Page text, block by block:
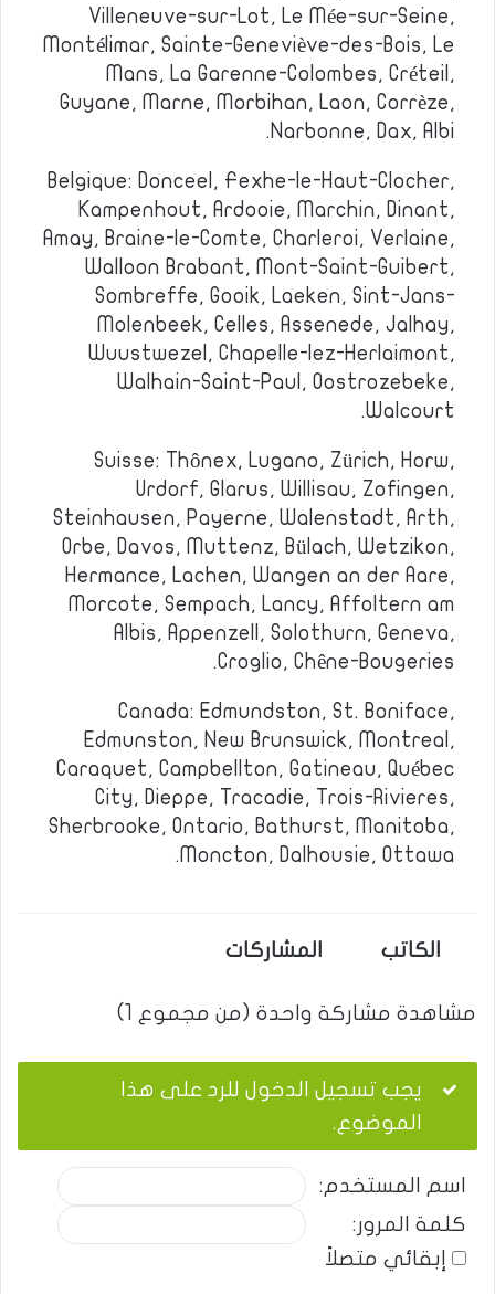
Villeneuve-sur-Lot, Le Mée-sur-Seine,
Montélimar, Sainte-Geneviève-des-Bois, Le
Mans, La Garenne-Colombes, Créteil,
Guyane, Marne, Morbihan, Laon, Corrèze,
Narbonne, Dax, Albi.
Belgique: Donceel, Fexhe-le-Haut-Clocher,
Kampenhout, Ardooie, Marchin, Dinant,
Amay, Braine-le-Comte, Charleroi, Verlaine,
Walloon Brabant, Mont-Saint-Guibert,
Sombreffe, Gooik, Laeken, Sint-Jans-
Molenbeek, Celles, Assenede, Jalhay,
Wuustwezel, Chapelle-lez-Herlaimont,
Walhain-Saint-Paul, Oostrozebeke,
Walcourt.
Suisse: Thônex, Lugano, Zürich, Horw,
Urdorf, Glarus, Willisau, Zofingen,
Steinhausen, Payerne, Walenstadt, Arth,
Orbe, Davos, Muttenz, Bülach, Wetzikon,
Hermance, Lachen, Wangen an der Aare,
Morcote, Sempach, Lancy, Affoltern am
Albis, Appenzell, Solothurn, Geneva,
Croglio, Chêne-Bougeries.
Canada: Edmundston, St. Boniface,
Edmunston, New Brunswick, Montreal,
Caraquet, Campbellton, Gatineau, Québec
City, Dieppe, Tracadie, Trois-Rivieres,
Sherbrooke, Ontario, Bathurst, Manitoba,
Moncton, Dalhousie, Ottawa.
الكاتب المشاركات
مشاهدة مشاركة واحدة (من مجموع 1)
يجب تسجيل الدخول للرد على هذا
الموضوع.
اسم المستخدم:
كلمة المرور:
إبقائي متصلاً